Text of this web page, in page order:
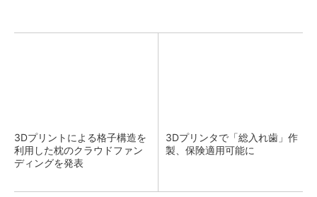
3Dプリントによる格子構造を
利用した枕のクラウドファン
ディングを発表
3Dプリンタで「総入れ歯」作
製、保険適用可能に